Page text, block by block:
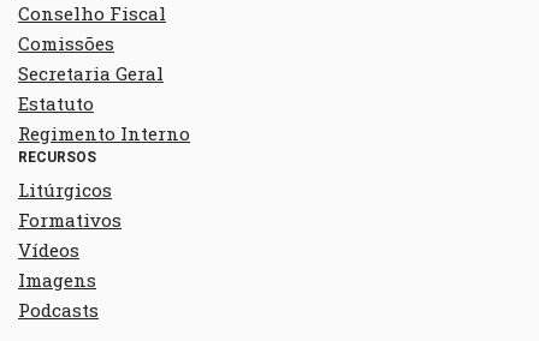
Conselho Fiscal
Comissões
Secretaria Geral
Estatuto
Regimento Interno
RECURSOS
Litúrgicos
Formativos
Vídeos
Imagens
Podcasts